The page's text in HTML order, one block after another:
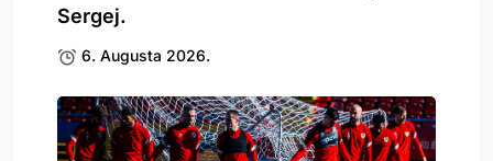
Sergej.
6. Augusta 2026.